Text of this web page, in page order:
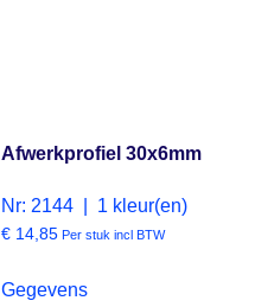
Afwerkprofiel 30x6mm
Nr: 2144 | 1 kleur(en)
€ 14,85 Per stuk incl BTW
Gegevens